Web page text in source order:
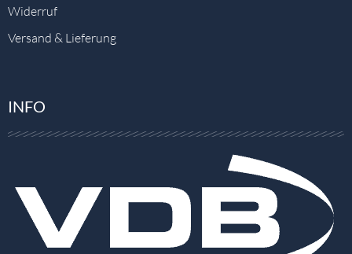
Widerruf
Versand & Lieferung
INFO